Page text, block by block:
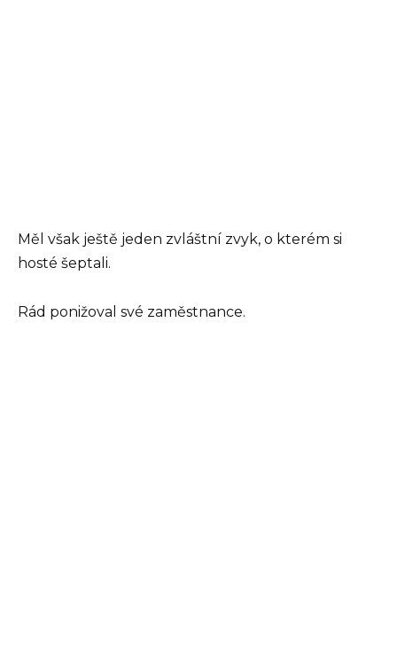
Měl však ještě jeden zvláštní zvyk, o kterém si
hosté šeptali.
Rád ponižoval své zaměstnance.